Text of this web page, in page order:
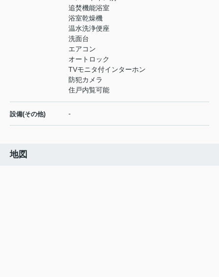
追焚機能浴室
浴室乾燥機
温水洗浄便座
洗面台
エアコン
オートロック
TVモニタ付インターホン
防犯カメラ
住戸内覧可能
設備(その他) -
地図